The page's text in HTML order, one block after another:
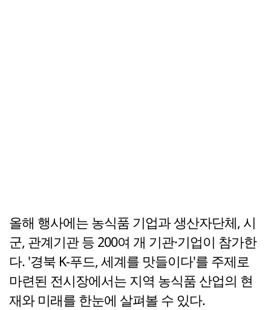
올해 행사에는 농식품 기업과 생산자단체, 시
군, 관계기관 등 200여 개 기관·기업이 참가한
다. '경북 K-푸드, 세계를 맛들이다'를 주제로
마련된 전시장에서는 지역 농식품 산업의 현
재와 미래를 한눈에 살펴볼 수 있다.